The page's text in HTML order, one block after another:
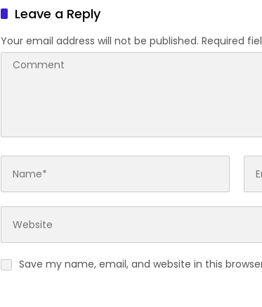
Leave a Reply
Your email address will not be published. Required
Save my name, email, and website in this